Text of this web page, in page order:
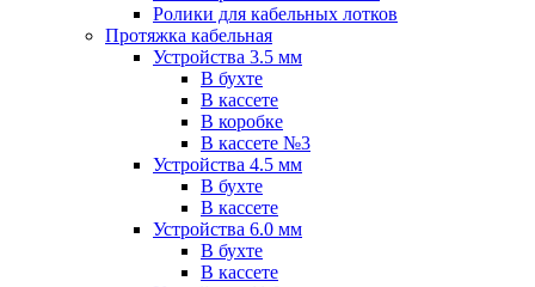
Ролики для кабельных лотков
Протяжка кабельная
Устройства 3.5 мм
В бухте
В кассете
В коробке
В кассете №3
Устройства 4.5 мм
В бухте
В кассете
Устройства 6.0 мм
В бухте
В кассете